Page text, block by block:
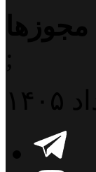
مجوزها
;